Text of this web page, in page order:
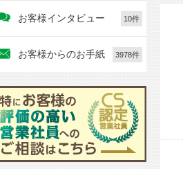
お客様インタビュー 10件
お客様からのお手紙 3978件